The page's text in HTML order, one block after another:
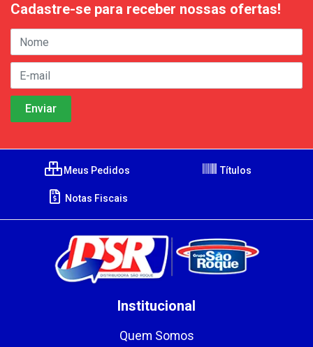
Cadastre-se para receber nossas ofertas!
Meus Pedidos Títulos
Notas Fiscais
Institucional
Quem Somos